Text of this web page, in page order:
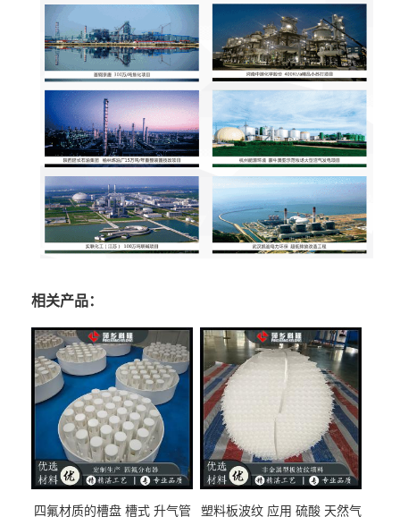
相关产品：
四氟材质的槽盘 槽式 升气管 塑料板波纹 应用 硫酸 天然气